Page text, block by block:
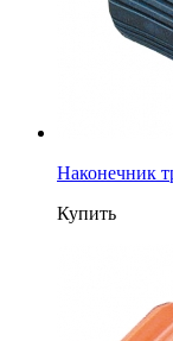
Наконечник
Купить